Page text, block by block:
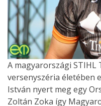
A magyarországi
versenyszéria életében
István nyert meg egy
Zoltán Zoka így